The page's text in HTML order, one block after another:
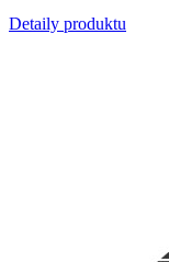
Detaily produktu